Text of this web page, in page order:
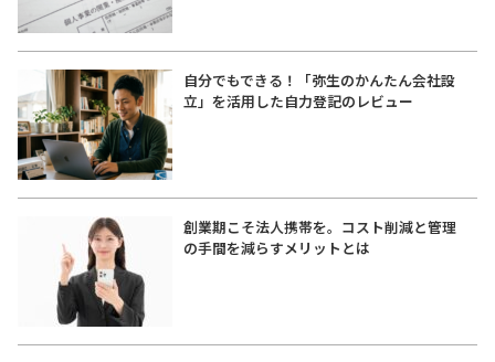
自分でもできる！「弥生のかんたん会社設
立」を活用した自力登記のレビュー
創業期こそ法人携帯を。コスト削減と管理
の手間を減らすメリットとは